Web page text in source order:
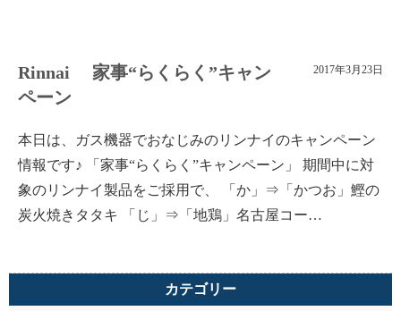
Rinnai 家事“らくらく”キャン
ペーン
2017年3月23日
本日は、ガス機器でおなじみのリンナイのキャンペーン
情報です♪ 「家事“らくらく”キャンペーン」 期間中に対
象のリンナイ製品をご採用で、 「か」⇒「かつお」鰹の
炭火焼きタタキ 「じ」⇒「地鶏」名古屋コー…
カテゴリー